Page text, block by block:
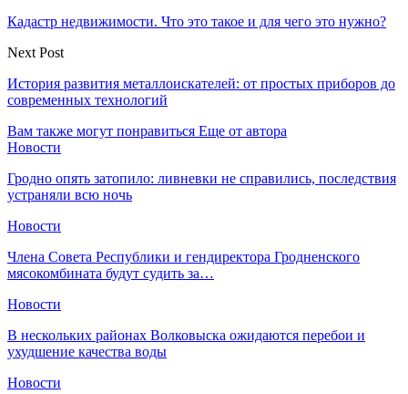
Кадастр недвижимости. Что это такое и для чего это нужно?
Next Post
История развития металлоискателей: от простых приборов до
современных технологий
Вам также могут понравиться Еще от автора
Новости
Гродно опять затопило: ливневки не справились, последствия
устраняли всю ночь
Новости
Члена Совета Республики и гендиректора Гродненского
мясокомбината будут судить за…
Новости
В нескольких районах Волковыска ожидаются перебои и
ухудшение качества воды
Новости